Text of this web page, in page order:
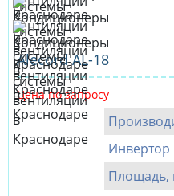
Alecord AL-18
Цена по запросу
Инвертор
Площадь,